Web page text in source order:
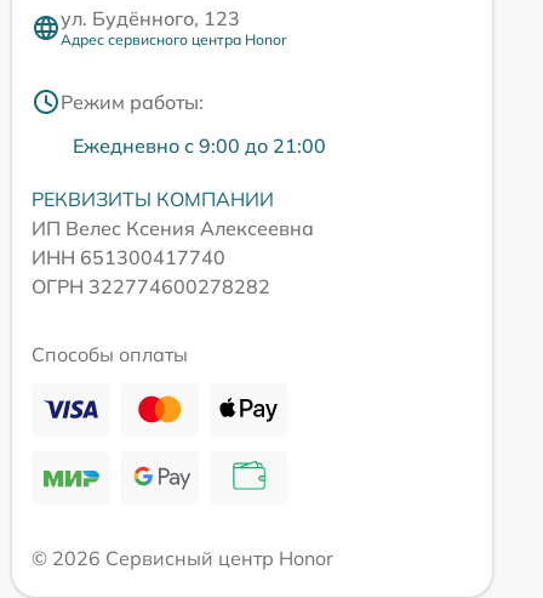
ул. Будённого, 123
Адрес сервисного центра Honor
Режим работы:
Ежедневно с 9:00 до 21:00
РЕКВИЗИТЫ КОМПАНИИ
ИП Велес Ксения Алексеевна
ИНН 651300417740
ОГРН 322774600278282
Способы оплаты
© 2026 Сервисный центр Honor